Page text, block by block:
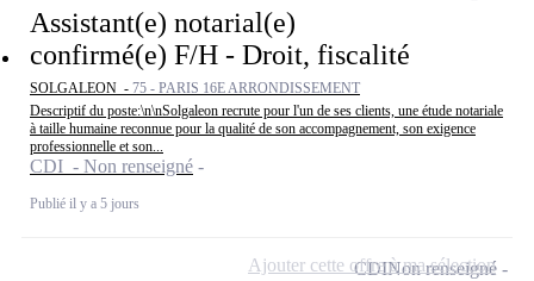
Assistant(e) notarial(e)
confirmé(e) F/H - Droit, fiscalité
SOLGALEON - 75 - PARIS 16E ARRONDISSEMENT
Descriptif du poste:\n\nSolgaleon recrute pour l'un de ses clients, une étude notariale
à taille humaine reconnue pour la qualité de son accompagnement, son exigence
professionnelle et son...
CDI - Non renseigné
Publié il y a 5 jours
CDINon renseigné
Ajouter cette offre à ma sélection